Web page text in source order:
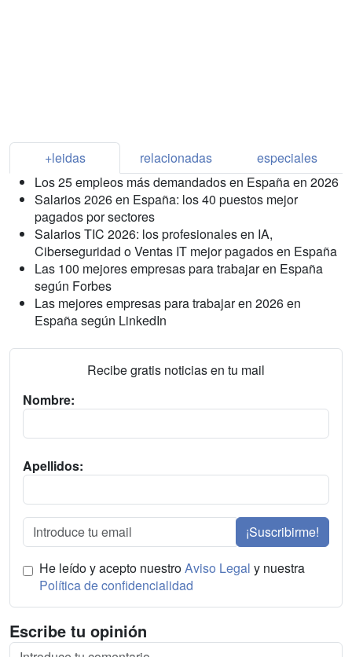
+leidas relacionadas
especiales
Los 25 empleos más demandados en España en 2026
Salarios 2026 en España: los 40 puestos mejor
pagados por sectores
Salarios TIC 2026: los profesionales en IA,
Ciberseguridad o Ventas IT mejor pagados en España
Las 100 mejores empresas para trabajar en España
según Forbes
Las mejores empresas para trabajar en 2026 en
España según LinkedIn
Recibe gratis noticias en tu mail
Nombre:
Apellidos:
¡Suscribirme!
He leído y acepto nuestroAviso Legal y nuestra
Política de confidencialidad
Escribe tu opinión